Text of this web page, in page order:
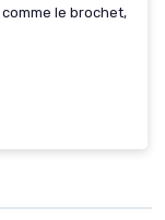
comme le brochet,